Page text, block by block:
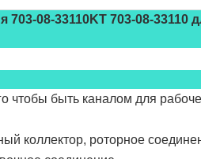
08-33110KT 703-08-33110
чтобы быть каналом для
коллектор, роторное